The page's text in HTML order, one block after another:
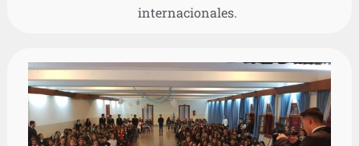
internacionales.